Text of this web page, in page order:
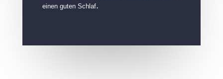
einen guten Schlaf.